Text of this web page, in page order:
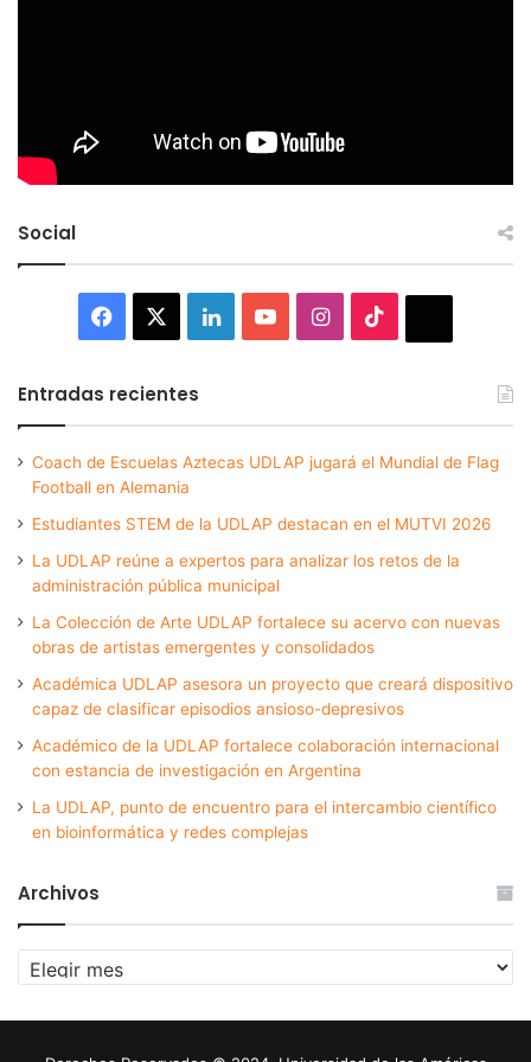
Social
Facebook LinkedInYouTubeInstagram
Entradas recientes
Coach de Escuelas Aztecas UDLAP jugará el Mundial de Flag
Football en Alemania
Estudiantes STEM de la UDLAP destacan en el MUTVI 2026
La UDLAP reúne a expertos para analizar los retos de la
administración pública municipal
La Colección de Arte UDLAP fortalece su acervo con nuevas
obras de artistas emergentes y consolidados
Académica UDLAP asesora un proyecto que creará dispositivo
capaz de clasificar episodios ansioso-depresivos
Académico de la UDLAP fortalece colaboración internacional
con estancia de investigación en Argentina
La UDLAP, punto de encuentro para el intercambio científico
en bioinformática y redes complejas
Archivos
Archivos